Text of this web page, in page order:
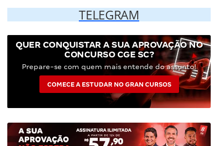
TELEGRAM
QUER CONQUISTAR A SUA APROVAÇÃO NO
CONCURSO CGE SC?
Prepare-se com quem mais entende do assunto!
COMECE A ESTUDAR NO GRAN CURSOS